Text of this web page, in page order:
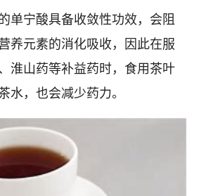
宁酸具备收敛性功效，会阻
养元素的消化吸收，因此在服
淮山药等补益药时，食用茶叶
水，也会减少药力。